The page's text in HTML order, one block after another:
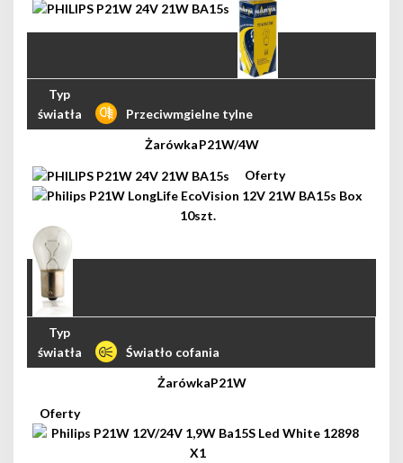
Przeciwmgielne tylne
P21W/4W
Światło cofania
P21W